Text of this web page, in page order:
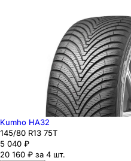
Kumho HA32
145/80 R13 75T
5 040 ₽
20 160 ₽ за 4 шт.